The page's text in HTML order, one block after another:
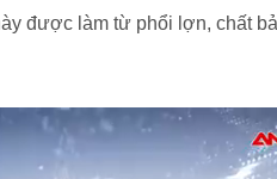
được làm từ phổi lợn, chất